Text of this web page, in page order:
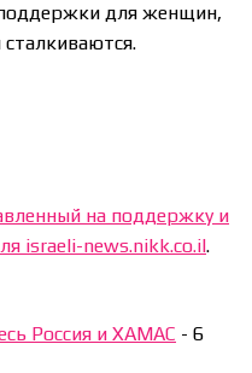
поддержки для женщин,
на поддержку и
israeli-news.nikk.co.il.
Россия и ХАМАС -6